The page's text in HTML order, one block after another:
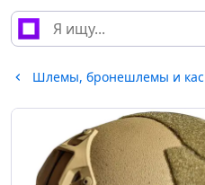
Шлемы, бронешлемы и